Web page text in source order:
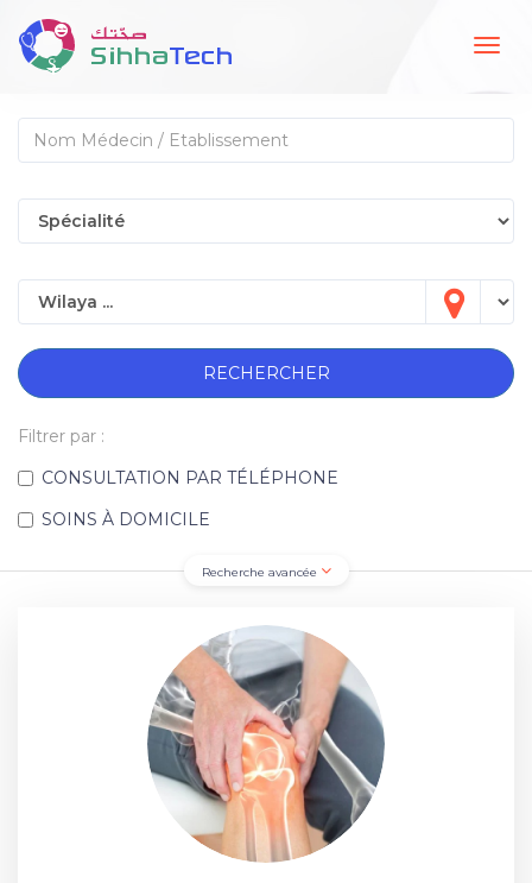
RECHERCHER
Filtrer par :
CONSULTATION PAR TÉLÉPHONE
SOINS À DOMICILE
Recherche avancée